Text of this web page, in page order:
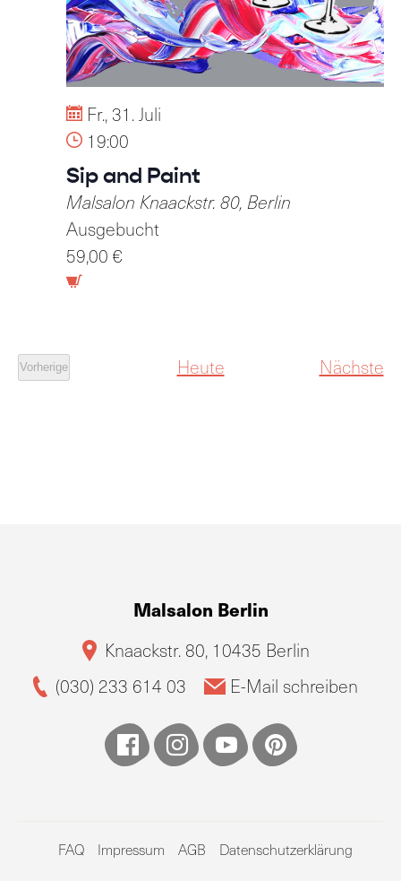
Fr., 31. Juli
19:00
Sip and Paint
Malsalon Knaackstr. 80, Berlin
Ausgebucht
59,00 €
Vorherige
Veranstaltungen
Heute Nächste
Malsalon Berlin
Knaackstr. 80, 10435 Berlin
(030) 233 614 03
E-Mail schreiben
FAQ Impressum AGB Datenschutzerklärung